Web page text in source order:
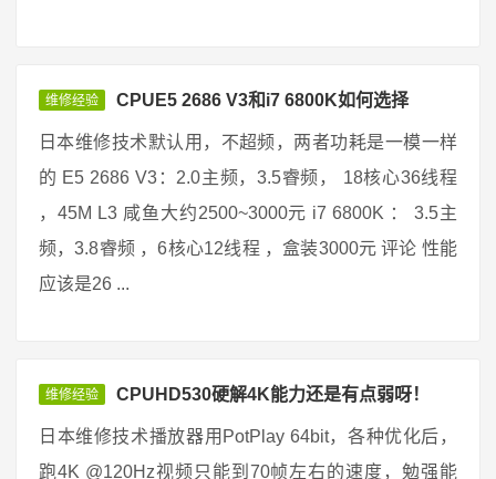
维修经验 CPUE5 2686 V3和i7 6800K如何选择
日本维修技术默认用，不超频，两者功耗是一模一样
的 E5 2686 V3：2.0主频，3.5睿频， 18核心36线程
，45M L3 咸鱼大约2500~3000元 i7 6800K ： 3.5主
频，3.8睿频 ，6核心12线程 ，盒装3000元 评论 性能
应该是26 ...
维修经验 CPUHD530硬解4K能力还是有点弱呀！
日本维修技术播放器用PotPlay 64bit，各种优化后，
跑4K @120Hz视频只能到70帧左右的速度，勉强能